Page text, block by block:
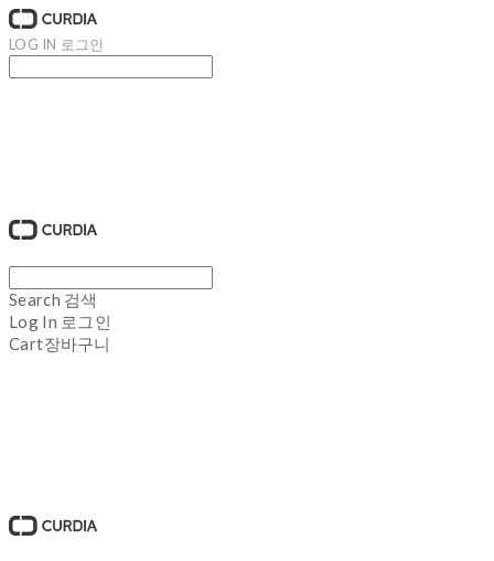
LOG IN 로그인
Search 검색
Log In 로그인
Cart장바구니